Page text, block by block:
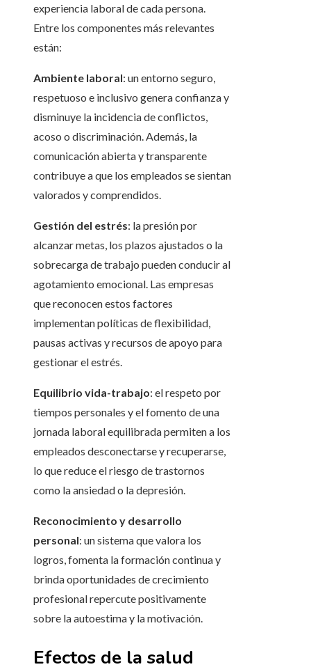
experiencia laboral de cada persona.
Entre los componentes más relevantes
están:
Ambiente laboral: un entorno seguro,
respetuoso e inclusivo genera confianza y
disminuye la incidencia de conflictos,
acoso o discriminación. Además, la
comunicación abierta y transparente
contribuye a que los empleados se sientan
valorados y comprendidos.
Gestión del estrés: la presión por
alcanzar metas, los plazos ajustados o la
sobrecarga de trabajo pueden conducir al
agotamiento emocional. Las empresas
que reconocen estos factores
implementan políticas de flexibilidad,
pausas activas y recursos de apoyo para
gestionar el estrés.
Equilibrio vida-trabajo: el respeto por
tiempos personales y el fomento de una
jornada laboral equilibrada permiten a los
empleados desconectarse y recuperarse,
lo que reduce el riesgo de trastornos
como la ansiedad o la depresión.
Reconocimiento y desarrollo
personal: un sistema que valora los
logros, fomenta la formación continua y
brinda oportunidades de crecimiento
profesional repercute positivamente
sobre la autoestima y la motivación.
Efectos de la salud